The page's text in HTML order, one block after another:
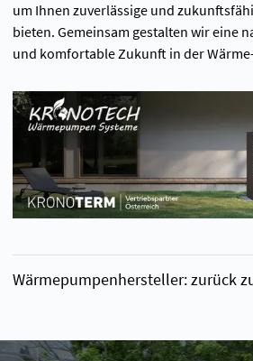
um Ihnen zuverlässige und
bieten. Gemeinsam gestalten wir eine
und komfortable Zukunft in der
Wärmepumpenhersteller: zurück